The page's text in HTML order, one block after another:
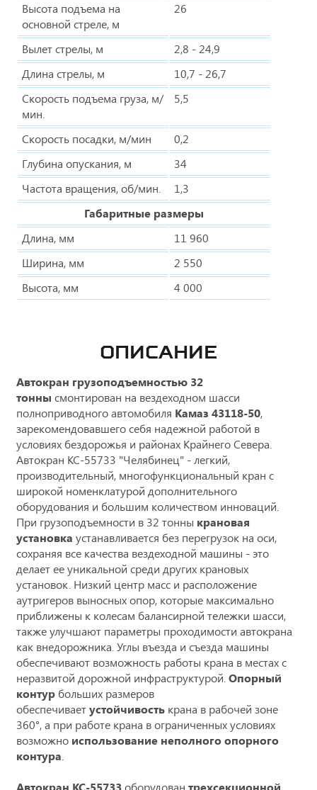
Высота подъема на
основной стреле, м
26
Вылет стрелы, м
2,8 - 24,9
Длина стрелы, м
10,7 - 26,7
Скорость подъема груза, м/
мин.
5,5
Скорость посадки, м/мин
0,2
Глубина опускания, м
34
Частота вращения, об/мин.
1,3
Габаритные размеры
Длина, мм
11 960
Ширина, мм
2 550
Высота, мм
4 000
ОПИСАНИЕ
Автокран грузоподъемностью 32
тонны смонтирован на вездеходном шасси
полноприводного автомобиля Камаз 43118-50,
зарекомендовавшего себя надежной работой в
условиях бездорожья и районах Крайнего Севера.
Автокран КС-55733 "Челябинец" - легкий,
производительный, многофункциональный кран с
широкой номенклатурой дополнительного
оборудования и большим количеством инноваций.
При грузоподъемности в 32 тонны крановая
установка устанавливается без перегрузок на оси,
сохраняя все качества вездеходной машины - это
делает ее уникальной среди других крановых
установок. Низкий центр масс и расположение
аутригеров выносных опор, которые максимально
приближены к колесам балансирной тележки шасси,
также улучшают параметры проходимости автокрана
как внедорожника. Углы въезда и съезда машины
обеспечивают возможность работы крана в местах с
неразвитой дорожной инфраструктурой.Опорный
контур больших размеров
обеспечиваетустойчивость крана в рабочей зоне
360°, а при работе крана в ограниченных условиях
возможно использование неполного опорного
контура.